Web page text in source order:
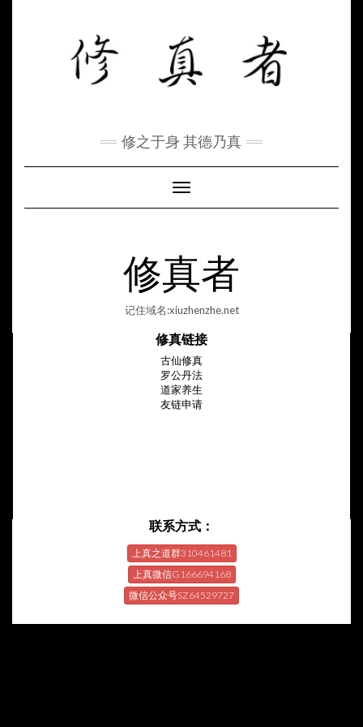
修之于身 其德乃真
Toggle Navigation
修真者
记住域名:xiuzhenzhe.net
修真链接
古仙修真
罗公丹法
道家养生
友链申请
联系方式：
上真之道群310461481
上真微信G166694168
微信公众号SZ64529727